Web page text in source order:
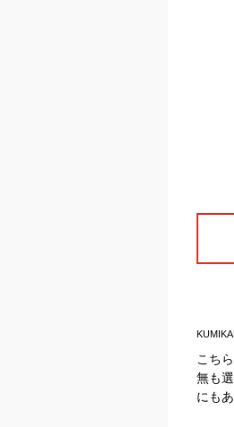
こち
無も
にも